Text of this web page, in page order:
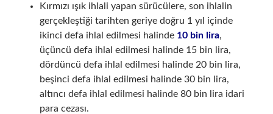
Kırmızı ışık ihlali yapan sürücülere, son ihlalin
gerçekleştiği tarihten geriye doğru 1 yıl içinde
ikinci defa ihlal edilmesi halinde 10 bin lira,
üçüncü defa ihlal edilmesi halinde 15 bin lira,
dördüncü defa ihlal edilmesi halinde 20 bin lira,
beşinci defa ihlal edilmesi halinde 30 bin lira,
altıncı defa ihlal edilmesi halinde 80 bin lira idari
para cezası.